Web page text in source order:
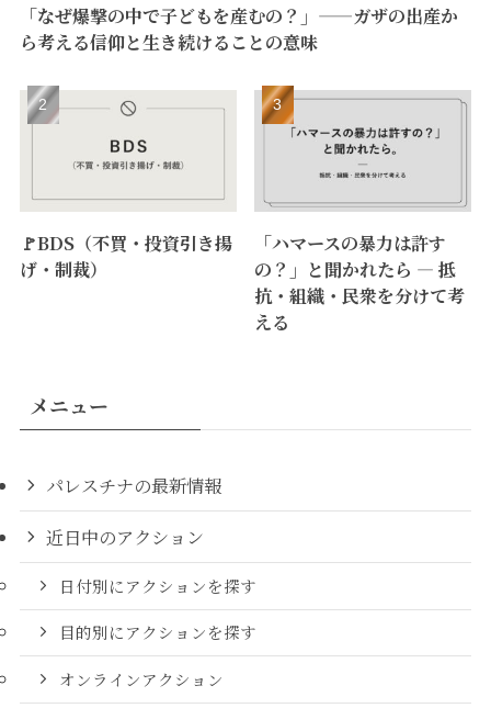
「なぜ爆撃の中で子どもを産むの？」——ガザの出産か
ら考える信仰と生き続けることの意味
🚩BDS（不買・投資引き揚
げ・制裁）
「ハマースの暴力は許す
の？」と聞かれたら ― 抵
抗・組織・民衆を分けて考
える
メニュー
パレスチナの最新情報
近日中のアクション
日付別にアクションを探す
目的別にアクションを探す
オンラインアクション